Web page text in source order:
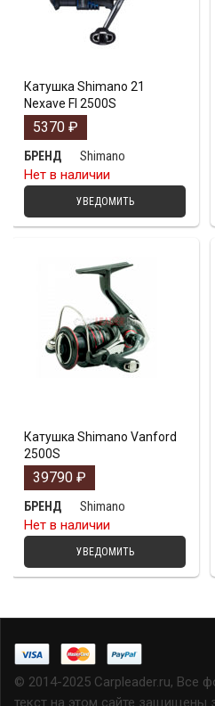
Катушка Shimano 21
Nexave FI 2500S
5370 ₽
БРЕНД
Shimano
Нет в наличии
УВЕДОМИТЬ
Катушка Shimano Vanford
2500S
39790 ₽
БРЕНД
Shimano
Нет в наличии
УВЕДОМИТЬ
© 2014-2025 Carpleader.ru, Все